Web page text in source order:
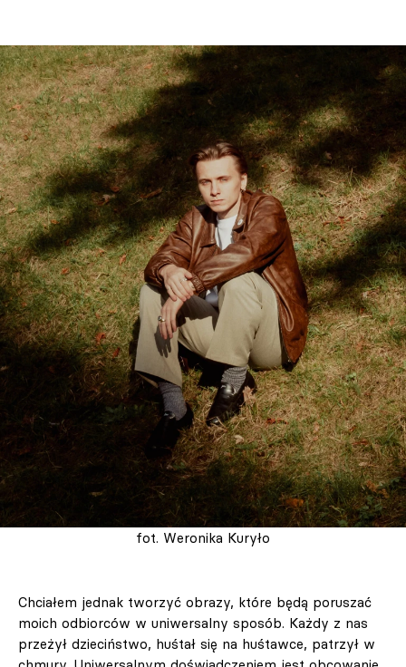
fot. Weronika Kuryło
Chciałem jednak tworzyć obrazy, które będą poruszać
moich odbiorców w uniwersalny sposób. Każdy z nas
przeżył dzieciństwo, huśtał się na huśtawce, patrzył w